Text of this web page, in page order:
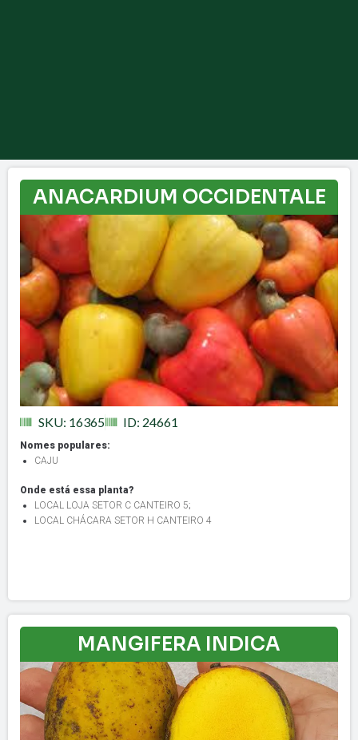
ANACARDIUM OCCIDENTALE
SKU: 16365 ID: 24661
Nomes populares:
CAJU
Onde está essa planta?
LOCAL LOJA SETOR C CANTEIRO 5;
LOCAL CHÁCARA SETOR H CANTEIRO 4
MANGIFERA INDICA